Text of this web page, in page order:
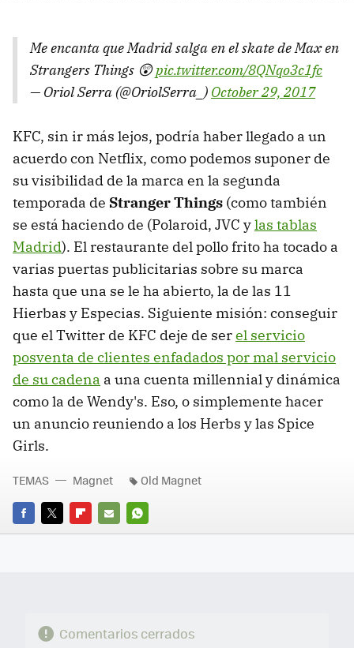
Me encanta que Madrid salga en el skate de Max en
Strangers Things 😲pic.twitter.com/8QNqo3c1fc
— Oriol Serra (@OriolSerra_) October 29, 2017
KFC, sin ir más lejos, podría haber llegado a un
acuerdo con Netflix, como podemos suponer de
su visibilidad de la marca en la segunda
temporada de Stranger Things (como también
se está haciendo de (Polaroid, JVC ylas tablas
Madrid). El restaurante del pollo frito ha tocado a
varias puertas publicitarias sobre su marca
hasta que una se le ha abierto, la de las 11
Hierbas y Especias. Siguiente misión: conseguir
que el Twitter de KFC deje de serel servicio
posventa de clientes enfadados por mal servicio
de su cadena a una cuenta millennial y dinámica
como la de Wendy's. Eso, o simplemente hacer
un anuncio reuniendo a los Herbs y las Spice
Girls.
FACEBOOK
TWITTERFLIPBOARD
E-
WHATSAPP
TEMAS Magnet Old Magnet
Comentarios cerrados